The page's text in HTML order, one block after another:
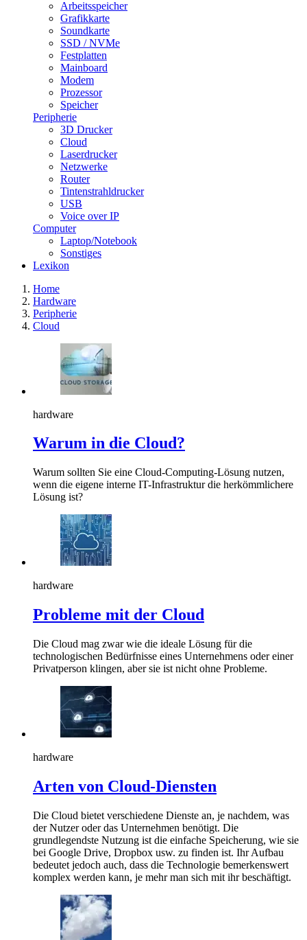
Arbeitsspeicher
Grafikkarte
Soundkarte
SSD / NVMe
Festplatten
Mainboard
Modem
Prozessor
Speicher
Peripherie
3D Drucker
Cloud
Laserdrucker
Netzwerke
Router
Tintenstrahldrucker
USB
Voice over IP
Computer
Laptop/Notebook
Sonstiges
Lexikon
Home
Hardware
Peripherie
Cloud
hardware
Warum in die Cloud?
Warum sollten Sie eine Cloud-Computing-Lösung nutzen,
wenn die eigene interne IT-Infrastruktur die herkömmlichere
Lösung ist?
hardware
Probleme mit der Cloud
Die Cloud mag zwar wie die ideale Lösung für die
technologischen Bedürfnisse eines Unternehmens oder einer
Privatperson klingen, aber sie ist nicht ohne Probleme.
hardware
Arten von Cloud-Diensten
Die Cloud bietet verschiedene Dienste an, je nachdem, was
der Nutzer oder das Unternehmen benötigt. Die
grundlegendste Nutzung ist die einfache Speicherung, wie sie
bei Google Drive, Dropbox usw. zu finden ist. Ihr Aufbau
bedeutet jedoch auch, dass die Technologie bemerkenswert
komplex werden kann, je mehr man sich mit ihr beschäftigt.